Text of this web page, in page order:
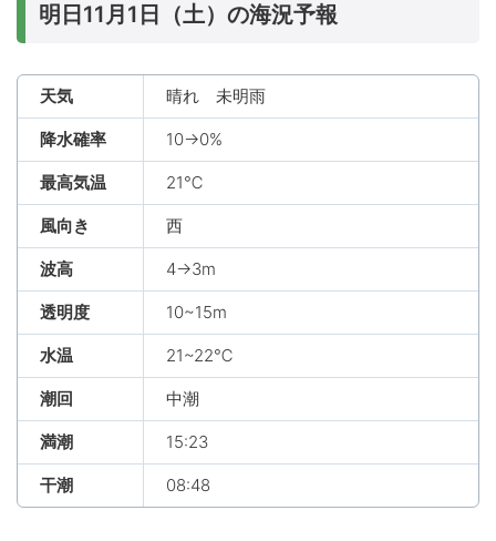
明日11月1日（土）の海況予報
天気 晴れ 未明雨
降水確率 10→0%
最高気温 21℃
風向き 西
波高 4→3m
透明度 10~15m
水温 21~22℃
潮回 中潮
満潮 15:23
干潮 08:48